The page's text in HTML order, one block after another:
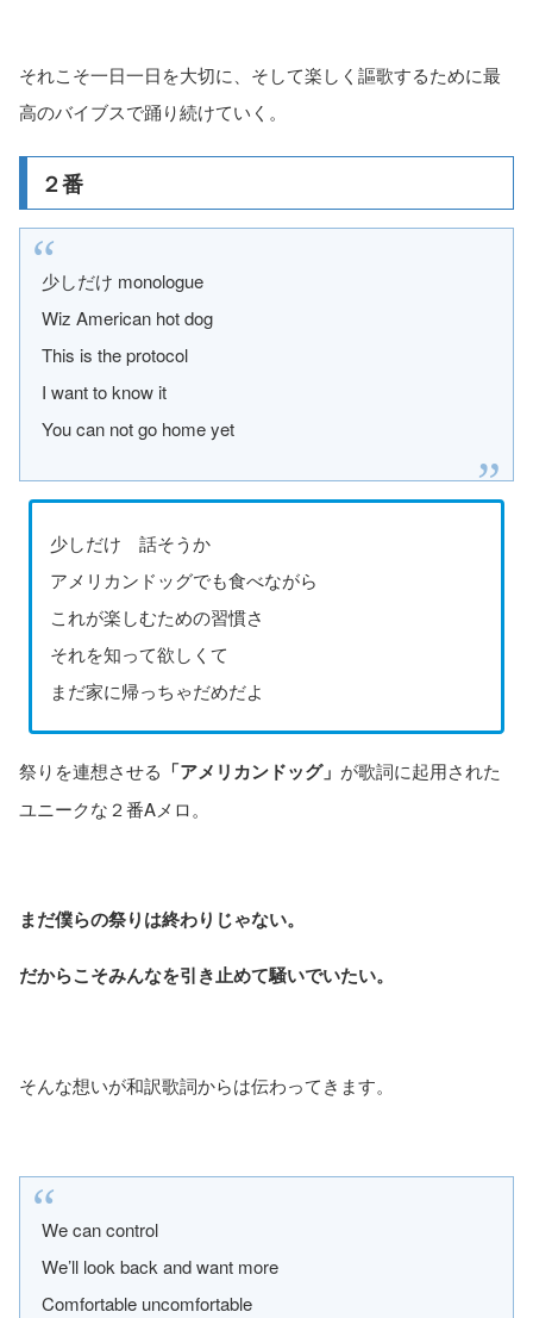
それこそ一日一日を大切に、そして楽しく謳歌するために最
高のバイブスで踊り続けていく。
２番
少しだけ monologue
Wiz American hot dog
This is the protocol
I want to know it
You can not go home yet
少しだけ 話そうか
アメリカンドッグでも食べながら
これが楽しむための習慣さ
それを知って欲しくて
まだ家に帰っちゃだめだよ
祭りを連想させる 「アメリカンドッグ」 が歌詞に起用された
ユニークな２番Aメロ。
まだ僕らの祭りは終わりじゃない。
だからこそみんなを引き止めて騒いでいたい。
そんな想いが和訳歌詞からは伝わってきます。
We can control
We’ll look back and want more
Comfortable uncomfortable